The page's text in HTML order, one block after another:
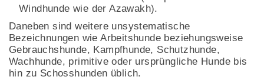
Windhunde wie der Azawakh).
Daneben sind weitere unsystematische
Bezeichnungen wie Arbeitshunde beziehungsweise
Gebrauchshunde, Kampfhunde, Schutzhunde,
Wachhunde, primitive oder ursprüngliche Hunde bis
hin zu Schosshunden üblich.